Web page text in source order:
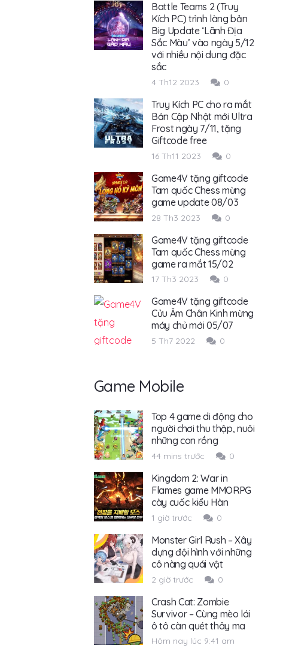
Battle Teams 2 (Truy
Kích PC) trình làng bản
Big Update ‘Lãnh Địa
Sắc Màu’ vào ngày 5/12
với nhiều nội dung đặc
sắc
4 Th12 2023 0
Truy Kích PC cho ra mắt
Bản Cập Nhật mới Ultra
Frost ngày 7/11, tặng
Giftcode free
16 Th11 2023 0
Game4V tặng giftcode
Tam quốc Chess mừng
game update 08/03
28 Th3 2023 0
Game4V tặng giftcode
Tam quốc Chess mừng
game ra mắt 15/02
17 Th3 2023 0
Game4V tặng giftcode
Cửu Âm Chân Kinh mừng
máy chủ mới 05/07
5 Th7 2022 0
Game Mobile
Top 4 game di động cho
người chơi thu thập, nuôi
những con rồng
44 mins trước 0
Kingdom 2: War in
Flames game MMORPG
cày cuốc kiểu Hàn
1 giờ trước 0
Monster Girl Rush – Xây
dựng đội hình với những
cô nàng quái vật
2 giờ trước 0
Crash Cat: Zombie
Survivor – Cùng mèo lái
ô tô càn quét thây ma
Hôm nay lúc 9:41 am